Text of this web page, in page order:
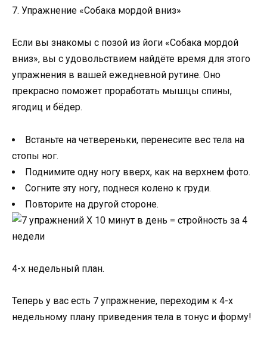
7. Упражнение «Собака мордой вниз»
Если вы знакомы с позой из йоги «Собака мордой
вниз», вы с удовольствием найдёте время для этого
упражнения в вашей ежедневной рутине. Оно
прекрасно поможет проработать мышцы спины,
ягодиц и бёдер.
Встаньте на четвереньки, перенесите вес тела на
стопы ног.
Поднимите одну ногу вверх, как на верхнем фото.
Согните эту ногу, поднеся колено к груди.
Повторите на другой стороне.
4-х недельный план.
Теперь у вас есть 7 упражнение, переходим к 4-х
недельному плану приведения тела в тонус и форму!